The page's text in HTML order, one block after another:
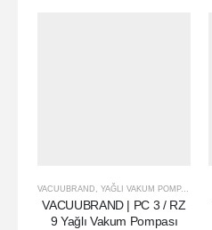
VACUUBRAND , YAĞLI VAKUM POMPASI
VACUUBRAND | PC 3 / RZ
9 Yağlı Vakum Pompası